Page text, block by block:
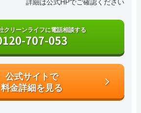
詳細は公式HPでご確認ください
クリーンライフに電話相談する
707-053
公式サイトで
料金詳細を見る